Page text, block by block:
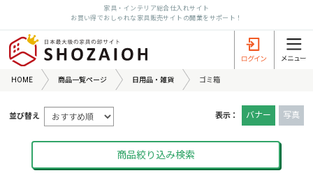
家具・インテリア総合仕入れサイト
お買い得でおしゃれな家具販売サイトの開業をサポート！
HOME 商品一覧ページ 日用品・雑貨 ゴミ箱
表示： バナー 写真
並び替え
商品絞り込み検索